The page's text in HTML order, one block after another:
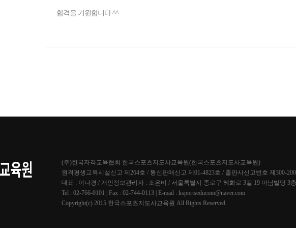
합격을 기원합니다.^^
(주)한국자격교육협회 한국스포츠지도사교육원(한국스포츠지도사교육원)
원격평생교육시설신고 제264호 / 통신판매신고 제01-4823호 / 출판사신고번호 제300-
대표 : 이나경 / 개인정보관리자 : 조은비 / 서울특별시 종로구 혜화로 3길 19 아남빌딩 3층
Tel : 02-766-0101 | Fax : 02-744-0113 | E-mail : ksportseducom@naver.com
Copyright(c) 2015 한국스포츠지도사교육원 All Rights Reserved